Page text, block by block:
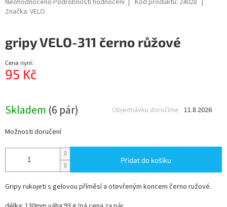
hodnocení
0,0
z
5
hvězdiček.
Neohodnoceno Podrobnosti hodnocení Kód produktu: 24028
Značka: VELO
gripy VELO-311 černo růžové
Cena nyní:
95 Kč
Skladem (6 pár) 11.8.2026
Objednávku doručíme
Možnosti doručení
Přidat do košíku
Gripy rukojeti s gelovou příměsí a otevřeným koncem černo ružové.